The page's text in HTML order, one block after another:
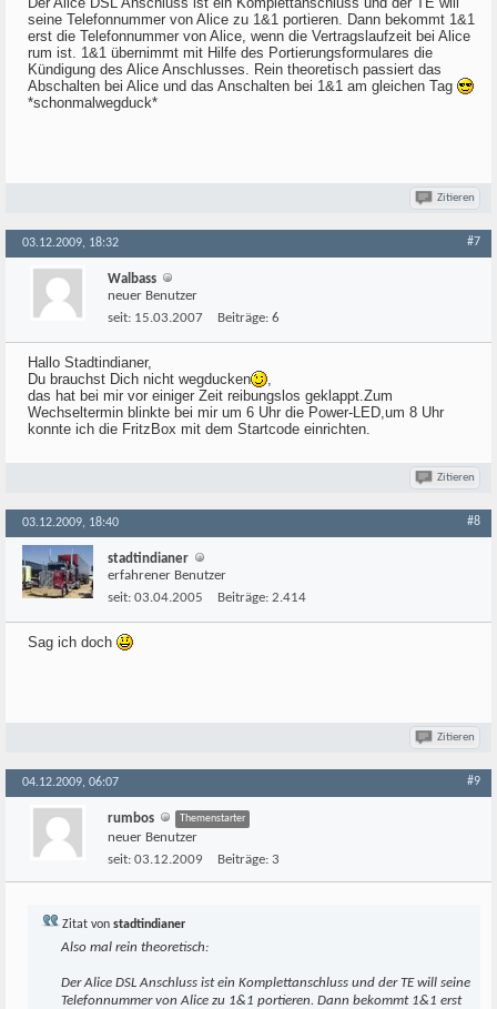
seine Telefonnummer von Alice zu 1&1 portieren. Dann bekommt 1&1
erst die Telefonnummer von Alice, wenn die Vertragslaufzeit bei Alice
rum ist. 1&1 übernimmt mit Hilfe des Portierungsformulares die
Kündigung des Alice Anschlusses. Rein theoretisch passiert das
Abschalten bei Alice und das Anschalten bei 1&1 am gleichen Tag
*schonmalwegduck*
Zitieren
03.12.2009, 18:32 #7
Walbass
neuer Benutzer
seit: 15.03.2007 Beiträge: 6
Hallo Stadtindianer,
Du brauchst Dich nicht wegducken
,
das hat bei mir vor einiger Zeit reibungslos geklappt.Zum
Wechseltermin blinkte bei mir um 6 Uhr die Power-LED,um 8 Uhr
konnte ich die FritzBox mit dem Startcode einrichten.
Zitieren
03.12.2009, 18:40 #8
stadtindianer
erfahrener Benutzer
seit: 03.04.2005 Beiträge: 2.414
Sag ich doch
Zitieren
04.12.2009, 06:07 #9
rumbos Themenstarter
neuer Benutzer
seit: 03.12.2009 Beiträge: 3
Zitat von stadtindianer
Also mal rein theoretisch:
Der Alice DSL Anschluss ist ein Komplettanschluss und der TE will seine
Telefonnummer von Alice zu 1&1 portieren. Dann bekommt 1&1 erst